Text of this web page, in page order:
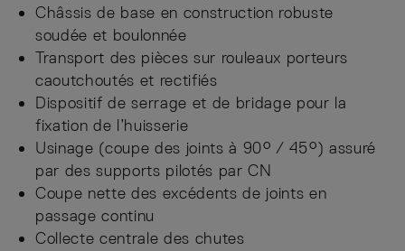
Châssis de base en construction robuste
soudée et boulonnée
Transport des pièces sur rouleaux porteurs
caoutchoutés et rectifiés
Dispositif de serrage et de bridage pour la
fixation de l’huisserie
Usinage (coupe des joints à 90° / 45°) assuré
par des supports pilotés par CN
Coupe nette des excédents de joints en
passage continu
Collecte centrale des chutes